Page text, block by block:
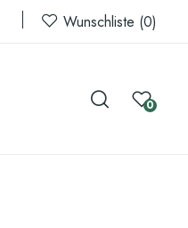
Wunschliste 0
0